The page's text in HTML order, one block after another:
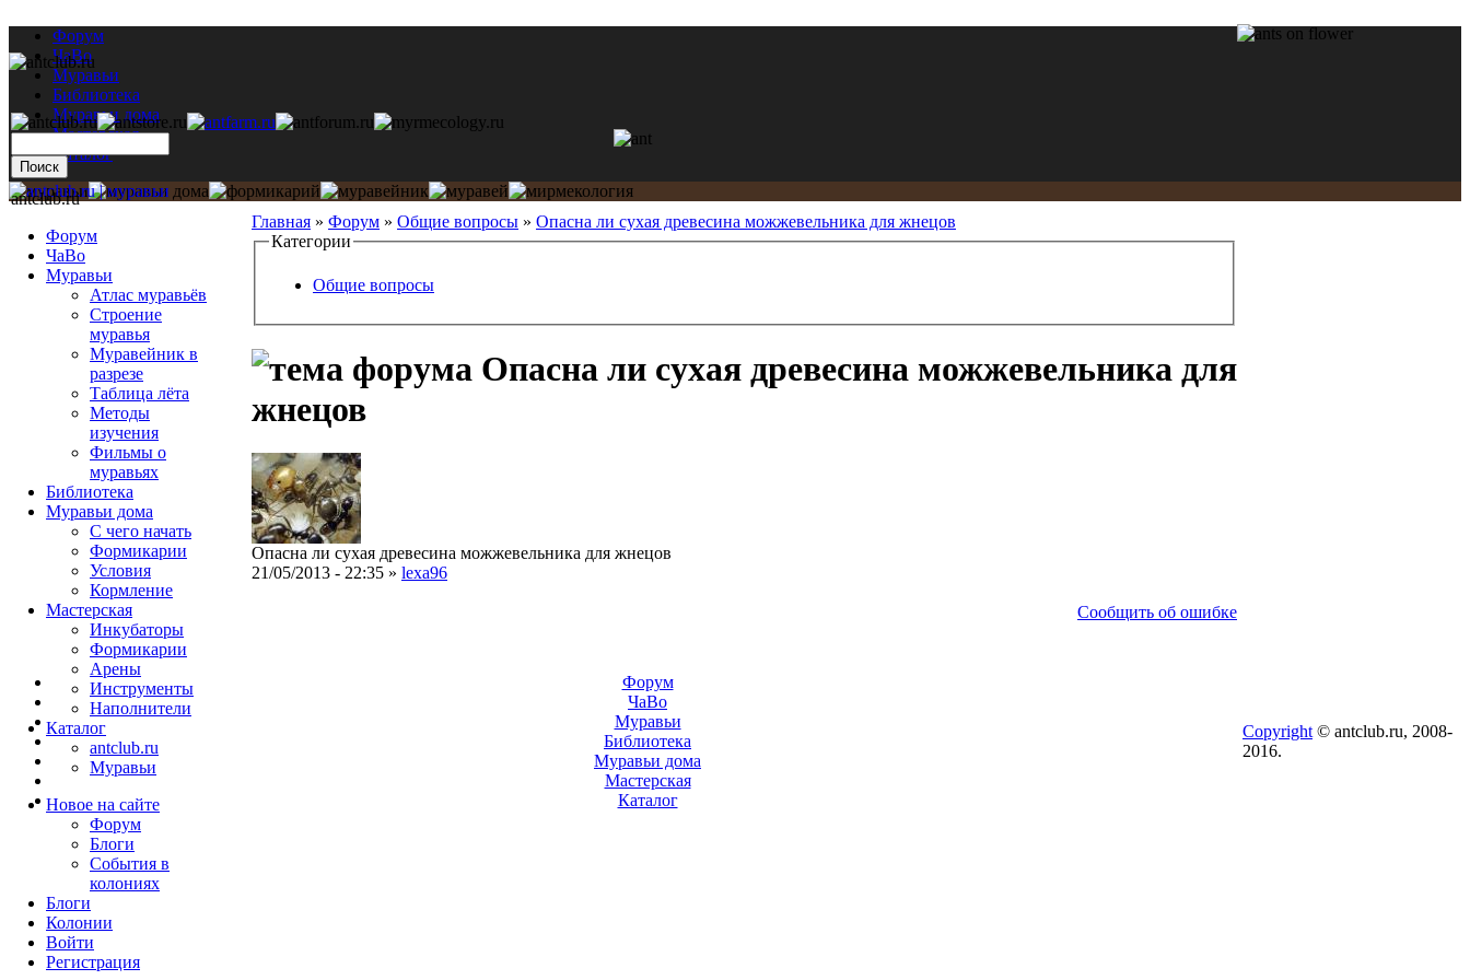
Форум
ЧаВо
Муравьи
Библиотека
Муравьи дома
Мастерская
Каталог
Главная » Форум » Общие вопросы » Опасна ли сухая древесина можжевельника для жнецов
Категории
Общие вопросы
Опасна ли сухая древесина можжевельника для
жнецов
Опасна ли сухая древесина можжевельника для жнецов
21/05/2013 - 22:35 » lexa96
Сообщить об ошибке
antclub.ru
Форум
ЧаВо
Муравьи
Атлас муравьёв
Строение
муравья
Муравейник в
разрезе
Таблица лёта
Методы
изучения
Фильмы о
муравьях
Библиотека
Муравьи дома
С чего начать
Формикарии
Условия
Кормление
Мастерская
Инкубаторы
Формикарии
Арены
Инструменты
Наполнители
Каталог
antclub.ru
Муравьи
Новое на сайте
Форум
Блоги
События в
колониях
Блоги
Колонии
Войти
Peгиcтpaция
Форум
ЧаВо
Муравьи
Библиотека
Муравьи дома
Мастерская
Каталог
Copyright © antclub.ru, 2008-
2016.